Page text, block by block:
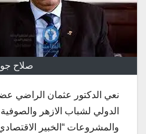
صلاح
نعي الدكتور عثمان الراضي عضو
الدولي لشباب الازهر
والمشروعات “الخبير